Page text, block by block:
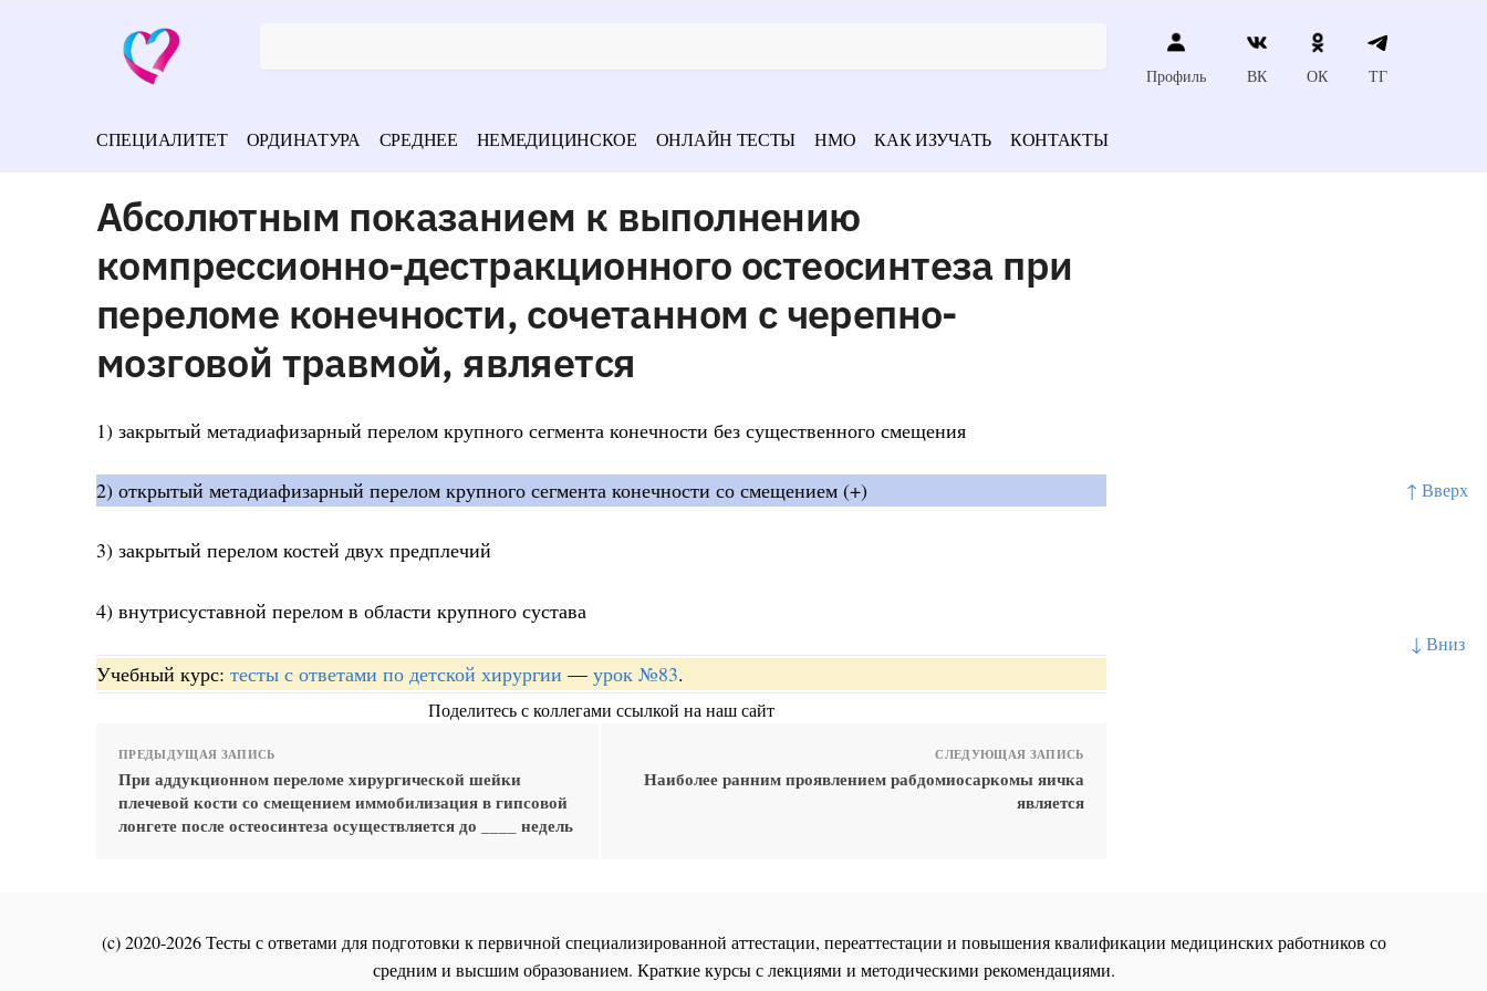
↑ Вверх
↓ Вниз
Профиль ВК ОК ТГ
СПЕЦИАЛИТЕТ ОРДИНАТУРА СРЕДНЕЕ НЕМЕДИЦИНСКОЕ ОНЛАЙН ТЕСТЫ НМО КАК ИЗУЧАТЬ КОНТАКТЫ
Абсолютным показанием к выполнению
компрессионно-дестракционного остеосинтеза при
переломе конечности, сочетанном с черепно-
мозговой травмой, является
1) закрытый метадиафизарный перелом крупного сегмента конечности без существенного смещения
2) открытый метадиафизарный перелом крупного сегмента конечности со смещением (+)
3) закрытый перелом костей двух предплечий
4) внутрисуставной перелом в области крупного сустава
Учебный курс: тесты с ответами по детской хирургии — урок №83.
Поделитесь с коллегами ссылкой на наш сайт
ПРЕДЫДУЩАЯ ЗАПИСЬ
При аддукционном переломе хирургической шейки
плечевой кости со смещением иммобилизация в гипсовой
лонгете после остеосинтеза осуществляется до ____ недель
СЛЕДУЮЩАЯ ЗАПИСЬ
Наиболее ранним проявлением рабдомиосаркомы яичка
является
(c) 2020-2026 Тесты с ответами для подготовки к первичной специализированной аттестации, переаттестации и повышения квалификации медицинских работников со
средним и высшим образованием. Краткие курсы с лекциями и методическими рекомендациями.